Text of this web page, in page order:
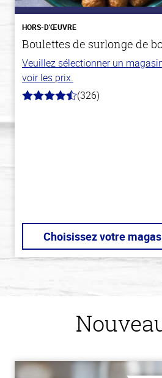
HORS-D'ŒUVRE
Boulettes de surlonge de
Veuillez sélectionner un
voir les prix.
4.6
(326)
Choisissez votre